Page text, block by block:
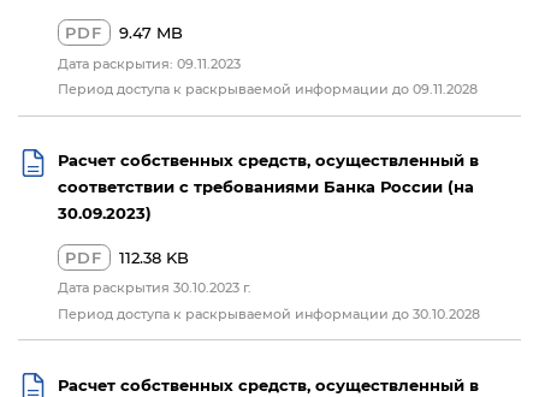
PDF 9.47 MB
Дата раскрытия: 09.11.2023
Период доступа к раскрываемой информации до 09.11.2028
Расчет собственных средств, осуществленный в
соответствии с требованиями Банка России (на
30.09.2023)
PDF 112.38 KB
Дата раскрытия 30.10.2023 г.
Период доступа к раскрываемой информации до 30.10.2028
Расчет собственных средств, осуществленный в